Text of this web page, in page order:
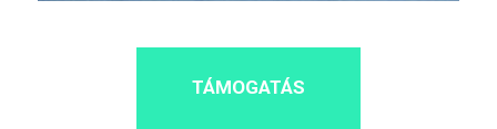
TÁMOGATÁS